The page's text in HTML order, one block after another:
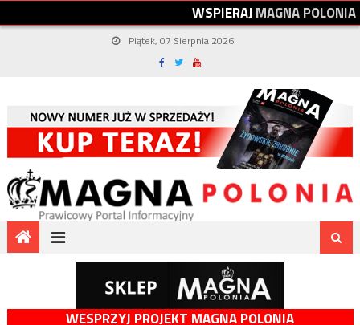
WSPIERAJMAGNAPOLONIA
Piątek, 07 Sierpnia 2026
WESPRZYJ PROJEKT MAGNA POLONIA